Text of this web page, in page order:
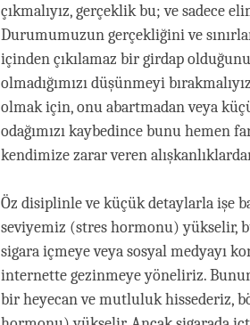
çıkmalıyız, gerçeklik bu; ve sadece
Durumumuzun gerçekliğini ve
içinden çıkılamaz bir girdap
olmadığımızı düşünmeyi
olmak için, onu abartmadan veya
odağımızı kaybedince bunu hemen
kendimize zarar veren
Öz disiplinle ve küçük detaylarla işe
seviyemiz (stres hormonu) yükselir,
sigara içmeye veya sosyal medyayı
internette gezinmeye yöneliriz.
bir heyecan ve mutluluk hissederiz,